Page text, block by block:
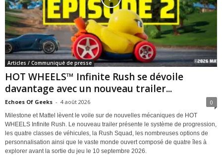
Articles / Communiqué de presse
HOT WHEELS™ Infinite Rush se dévoile
davantage avec un nouveau trailer...
Echoes Of Geeks - 4 août 2026 0
Milestone et Mattel lèvent le voile sur de nouvelles mécaniques de HOT
WHEELS Infinite Rush. Le nouveau trailer présente le système de progression,
les quatre classes de véhicules, la Rush Squad, les nombreuses options de
personnalisation ainsi que le vaste monde ouvert composé de quatre îles à
explorer avant la sortie du jeu le 10 septembre 2026.